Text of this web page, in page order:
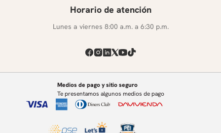
Horario de atención
Lunes a viernes 8:00 a.m. a 6:30 p.m.
Medios de pago y sitio seguro
Te presentamos algunos medios de pago